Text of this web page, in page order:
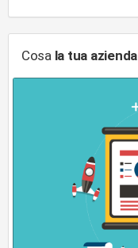
Cosa la tua azienda